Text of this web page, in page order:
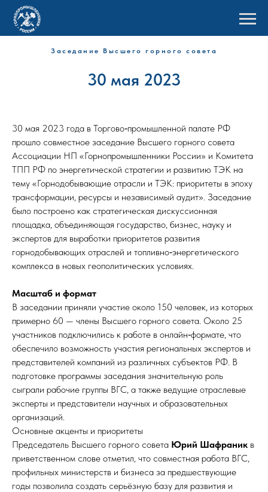
Заседание Высшего горного совета
30 мая 2023
30 мая 2023 года в Торгово‑промышленной палате РФ
прошло совместное заседание Высшего горного совета
Ассоциации НП «Горнопромышленники России» и Комитета
ТПП РФ по энергетической стратегии и развитию ТЭК на
тему «Горнодобывающие отрасли и ТЭК: приоритеты в эпоху
трансформации, ресурсы и независимый аудит». Заседание
было построено как стратегическая дискуссионная
площадка, объединяющая государство, бизнес, науку и
экспертов для выработки приоритетов развития
горнодобывающих отраслей и топливно‑энергетического
комплекса в новых геополитических условиях.
Масштаб и формат
В заседании приняли участие около 150 человек, из которых
примерно 60 — члены Высшего горного совета. Около 25
участников подключились к работе в онлайн‑формате, что
обеспечило возможность участия региональных экспертов и
представителей компаний из различных субъектов РФ. В
подготовке программы заседания значительную роль
сыграли рабочие группы ВГС, а также ведущие отраслевые
эксперты и представители научных и образовательных
организаций.
Основные акценты и приоритеты
Председатель Высшего горного совета Юрий Шафраник в
приветственном слове отметил, что совместная работа ВГС,
профильных министерств и бизнеса за предшествующие
годы позволила создать серьёзную базу для развития и